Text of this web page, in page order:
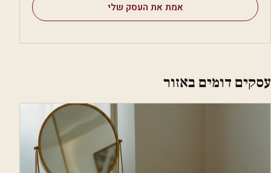
אמת את העסק שלי
עסקים דומים באזור